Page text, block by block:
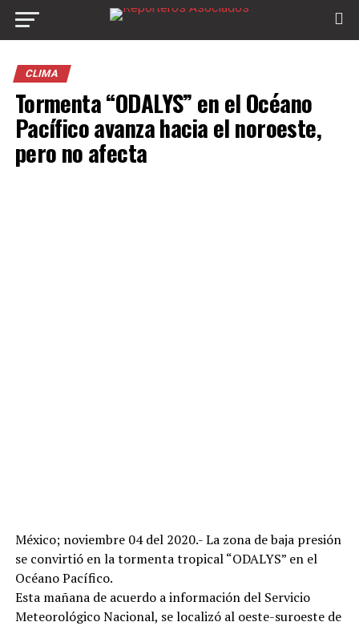
CLIMA
Tormenta “ODALYS” en el Océano
Pacífico avanza hacia el noroeste,
pero no afecta
México; noviembre 04 del 2020.- La zona de baja presión
se convirtió en la tormenta tropical “ODALYS” en el
Océano Pacífico.
Esta mañana de acuerdo a información del Servicio
Meteorológico Nacional, se localizó al oeste-suroeste de